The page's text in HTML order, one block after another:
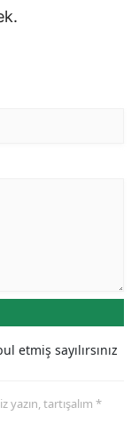
etmiş sayılırsınız
tartışalım *